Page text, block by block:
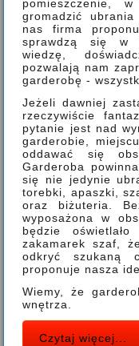
pomieszczenie,
gromadzić
nas firma
sprawdzą się w
wiedzę,
pozwalają nam
garderobę -
Jeżeli dawniej
rzeczywiście
pytanie jest nad
garderobie,
oddawać się
Garderoba
się nie jedynie
torebki, apaszki,
oraz biżuteria.
wyposażona w
będzie
zakamarek szaf,
odkryć szukaną
proponuje nasza
Wiemy, że
wnętrza.
Czytaj więcej...